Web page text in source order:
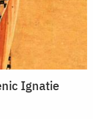
Ignatie